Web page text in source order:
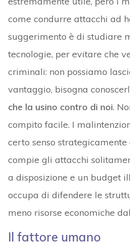
come condurre attacchi ad
suggerimento è di studiare
tecnologie, per evitare che
criminali: non possiamo
vantaggio, bisogna
che la usino contro di noi.
compito facile. I
certo senso
compie gli attacchi
a disposizione e un budget
occupa di difendere le
meno risorse economiche
Il fattore umano